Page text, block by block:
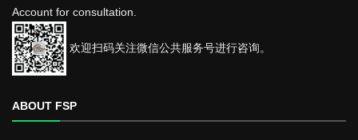
Account for consultation.
欢迎扫码关注微信公共服务号进行咨询。
ABOUT FSP